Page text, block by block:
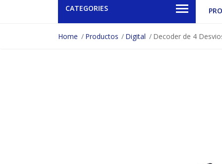
CATEGORIES
Home Productos Digital Decoder de 4